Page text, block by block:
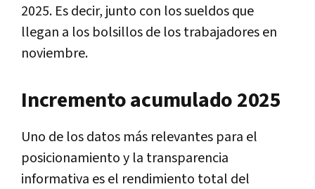
2025. Es decir, junto con los sueldos que
llegan a los bolsillos de los trabajadores en
noviembre.
Incremento acumulado 2025
Uno de los datos más relevantes para el
posicionamiento y la transparencia
informativa es el rendimiento total del